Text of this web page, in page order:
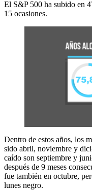
El S&P 500 ha subido en
15 ocasiones.
Dentro de estos años, los
sido abril, noviembre y
caído son septiembre y
después de 9 meses
fue también en octubre,
lunes negro.